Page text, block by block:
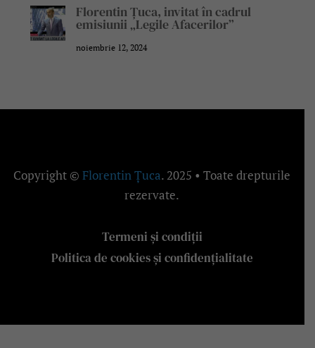
Florentin Țuca, invitat în cadrul
emisiunii „Legile Afacerilor”
noiembrie 12, 2024
Copyright ©Florentin Țuca. 2025 • Toate drepturile
rezervate.
Termeni și condiții
Politica de cookies și confidențialitate